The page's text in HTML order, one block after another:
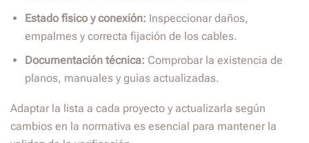
Estado físico y conexión: Inspeccionar daños,
empalmes y correcta fijación de los cables.
Documentación técnica: Comprobar la existencia de
planos, manuales y guías actualizadas.
Adaptar la lista a cada proyecto y actualizarla según
cambios en la normativa es esencial para mantener la